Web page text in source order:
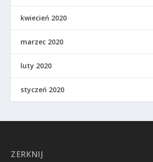
kwiecień 2020
marzec 2020
luty 2020
styczeń 2020
ZERKNIJ